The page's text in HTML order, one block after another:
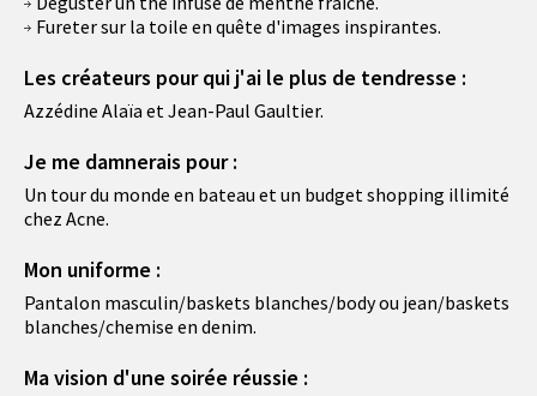
Fureter sur la toile en quête d'images inspirantes.
Les créateurs pour qui j'ai le plus de tendresse :
Azzédine Alaïa et Jean-Paul Gaultier.
Je me damnerais pour :
Un tour du monde en bateau et un budget shopping illimité
chez Acne.
Mon uniforme :
Pantalon masculin/baskets blanches/body ou jean/baskets
blanches/chemise en denim.
Ma vision d'une soirée réussie :